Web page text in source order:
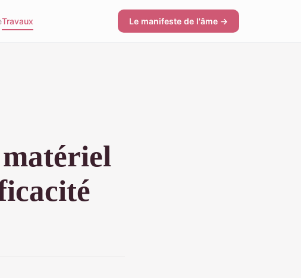
Travaux Le manifeste de l'âme →